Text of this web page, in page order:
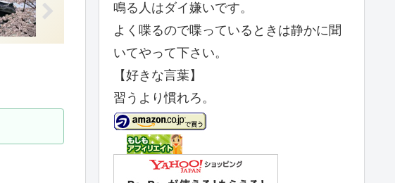
鳴る人はダイ嫌いです。
よく喋るので喋っているときは静かに聞
いてやって下さい。
【好きな言葉】
習うより慣れろ。